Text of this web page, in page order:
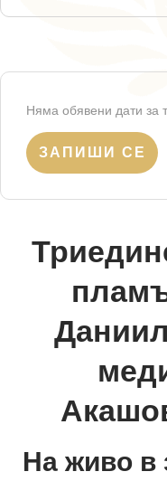
Няма обявени дати за
ЗАПИШИ СЕ
На живо